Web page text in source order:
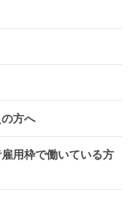
方へ
用枠で働いている方